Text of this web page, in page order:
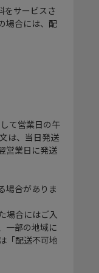
をサービスさ
場合には、配
て営業日の午
は、当日発送
営業日に発送
場合がありま
場合にはご入
一部の地域に
「配送不可地